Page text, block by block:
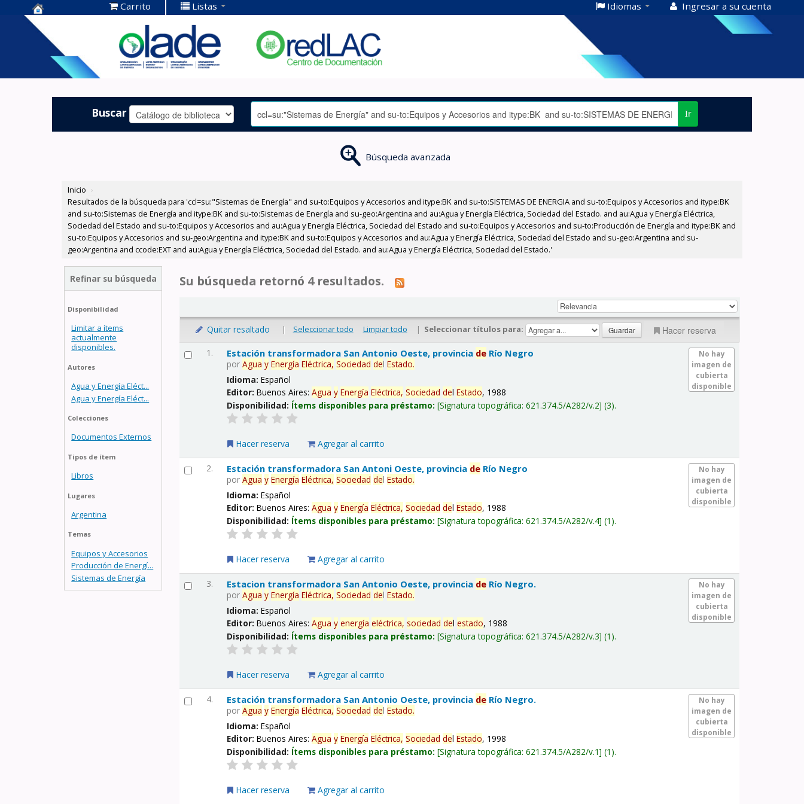
Centro de
Documentación
OLADE -
Carrito Listas Idiomas Ingresar a su cuenta
Buscar Ir
Búsqueda avanzada
Inicio ›
Resultados de la búsqueda para 'ccl=su:"Sistemas de Energía" and su-to:Equipos y Accesorios and itype:BK and su-to:SISTEMAS DE ENERGIA and su-to:Equipos y Accesorios and itype:BK
and su-to:Sistemas de Energía and itype:BK and su-to:Sistemas de Energía and su-geo:Argentina and au:Agua y Energía Eléctrica, Sociedad del Estado. and au:Agua y Energía Eléctrica,
Sociedad del Estado and su-to:Equipos y Accesorios and au:Agua y Energía Eléctrica, Sociedad del Estado and su-to:Equipos y Accesorios and su-to:Producción de Energía and itype:BK and
su-to:Equipos y Accesorios and su-geo:Argentina and itype:BK and su-to:Equipos y Accesorios and au:Agua y Energía Eléctrica, Sociedad del Estado and su-geo:Argentina and su-
geo:Argentina and ccode:EXT and au:Agua y Energía Eléctrica, Sociedad del Estado. and au:Agua y Energía Eléctrica, Sociedad del Estado.'
Refinar su búsqueda
Disponibilidad
Limitar a ítems
actualmente
disponibles.
Autores
Agua y Energía Eléct...
Agua y Energía Eléct...
Colecciones
Documentos Externos
Tipos de ítem
Libros
Lugares
Argentina
Temas
Equipos y Accesorios
Producción de Energí...
Sistemas de Energía
Su búsqueda retornó 4 resultados.
Quitar resaltado | Seleccionar todo Limpiar todo | Seleccionar títulos para: Hacer reserva
1.
No hay
imagen de
cubierta
disponible
Estación transformadora San Antonio Oeste, provincia de Río Negro
porAgua y Energía Eléctrica, Sociedad delEstado.
Idioma:Español
Editor:Buenos Aires:Agua y Energía Eléctrica, Sociedad delEstado, 1988
Disponibilidad: Ítems disponibles para préstamo: Signatura topográfica:621.374.5/A282/v.2 (3).
Hacer reserva Agregar al carrito
2.
No hay
imagen de
cubierta
disponible
Estación transformadora San Antoni Oeste, provincia de Río Negro
porAgua y Energía Eléctrica, Sociedad delEstado.
Idioma:Español
Editor:Buenos Aires:Agua y Energía Eléctrica, Sociedad delEstado, 1988
Disponibilidad: Ítems disponibles para préstamo: Signatura topográfica:621.374.5/A282/v.4 (1).
Hacer reserva Agregar al carrito
3.
No hay
imagen de
cubierta
disponible
Estacion transformadora San Antonio Oeste, provincia de Río Negro.
porAgua y Energía Eléctrica, Sociedad delEstado.
Idioma:Español
Editor:Buenos Aires:Agua y energía eléctrica, sociedad delestado, 1988
Disponibilidad: Ítems disponibles para préstamo: Signatura topográfica:621.374.5/A282/v.3 (1).
Hacer reserva Agregar al carrito
4.
No hay
imagen de
cubierta
disponible
Estación transformadora San Antonio Oeste, provincia de Río Negro.
porAgua y Energía Eléctrica, Sociedad delEstado.
Idioma:Español
Editor:Buenos Aires:Agua y Energía Eléctrica, Sociedad delEstado, 1998
Disponibilidad: Ítems disponibles para préstamo: Signatura topográfica:621.374.5/A282/v.1 (1).
Hacer reserva Agregar al carrito